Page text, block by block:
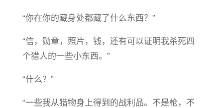
“你在你的藏身处都藏了什么东西？”
“信，勋章，照片，钱，还有可以证明我杀死四
个猎人的一些小东西。”
“什么？”
“一些我从猎物身上得到的战利品。不是枪，不